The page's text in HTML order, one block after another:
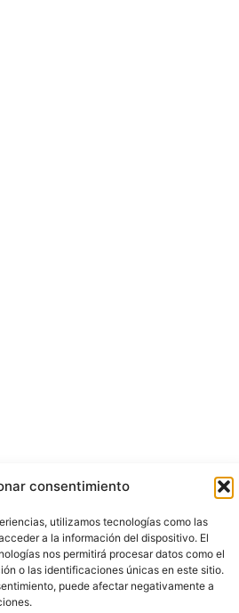
consentimiento
utilizamos tecnologías como las
a la información del dispositivo. El
nos permitirá procesar datos como el
o las identificaciones únicas en este sitio.
puede afectar negativamente a